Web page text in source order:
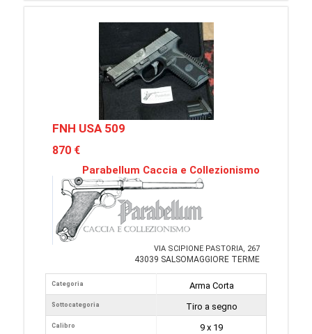
FNH USA 509
870 €
Parabellum Caccia e Collezionismo
VIA SCIPIONE PASTORIA, 267
43039 SALSOMAGGIORE TERME
Categoria
Sottocategoria
Calibro
Arma Corta
Tiro a segno
9 x 19